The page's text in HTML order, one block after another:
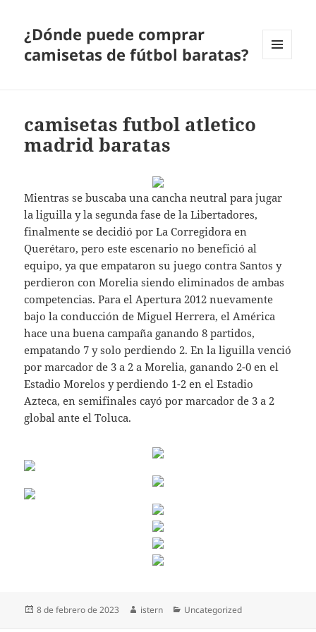
¿Dónde puede comprar
camisetas de fútbol baratas?
camisetas futbol atletico
madrid baratas
Mientras se buscaba una cancha neutral para jugar
la liguilla y la segunda fase de la Libertadores,
finalmente se decidió por La Corregidora en
Querétaro, pero este escenario no benefició al
equipo, ya que empataron su juego contra Santos y
perdieron con Morelia siendo eliminados de ambas
competencias. Para el Apertura 2012 nuevamente
bajo la conducción de Miguel Herrera, el América
hace una buena campaña ganando 8 partidos,
empatando 7 y solo perdiendo 2. En la liguilla venció
por marcador de 3 a 2 a Morelia, ganando 2-0 en el
Estadio Morelos y perdiendo 1-2 en el Estadio
Azteca, en semifinales cayó por marcador de 3 a 2
global ante el Toluca.
Publicado
8 de febrero de 2023 Autor
istern Categorías
Uncategorized